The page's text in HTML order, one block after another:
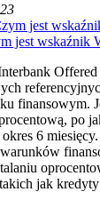
jest wskaźnik
Offered
finansowym.
po
6
jak